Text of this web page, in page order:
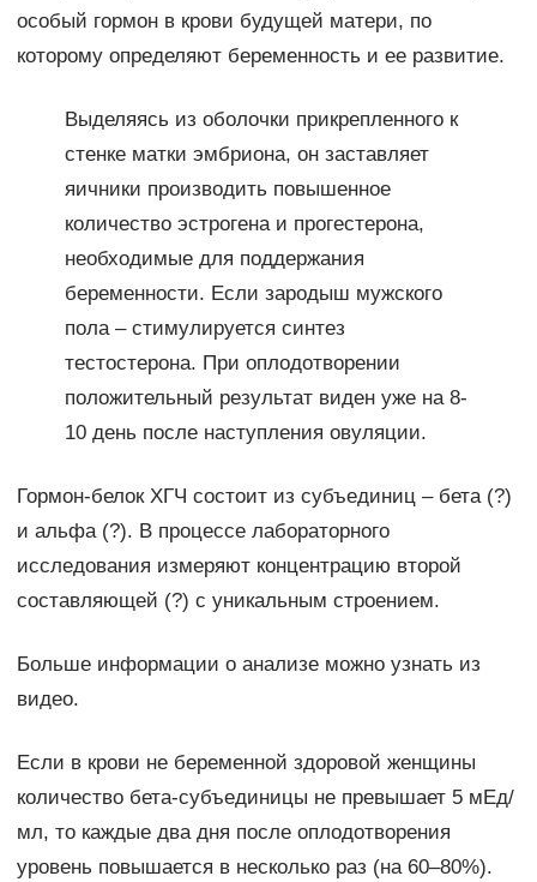
особый гормон в крови будущей матери, по
которому определяют беременность и ее развитие.
Выделяясь из оболочки прикрепленного к
стенке матки эмбриона, он заставляет
яичники производить повышенное
количество эстрогена и прогестерона,
необходимые для поддержания
беременности. Если зародыш мужского
пола – стимулируется синтез
тестостерона. При оплодотворении
положительный результат виден уже на 8-
10 день после наступления овуляции.
Гормон-белок ХГЧ состоит из субъединиц – бета (?)
и альфа (?). В процессе лабораторного
исследования измеряют концентрацию второй
составляющей (?) с уникальным строением.
Больше информации о анализе можно узнать из
видео.
Если в крови не беременной здоровой женщины
количество бета-субъединицы не превышает 5 мЕд/
мл, то каждые два дня после оплодотворения
уровень повышается в несколько раз (на 60–80%).